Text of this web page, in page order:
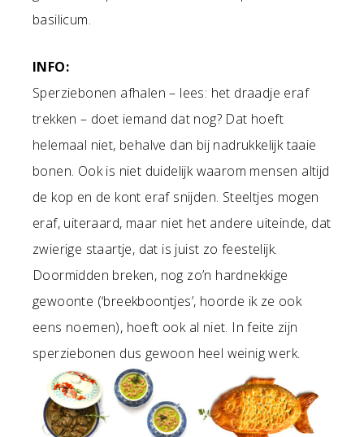
basilicum.
INFO:
Sperziebonen afhalen – lees: het draadje eraf
trekken – doet iemand dat nog? Dat hoeft
helemaal niet, behalve dan bij nadrukkelijk taaie
bonen. Ook is niet duidelijk waarom mensen altijd
de kop en de kont eraf snijden. Steeltjes mogen
eraf, uiteraard, maar niet het andere uiteinde, dat
zwierige staartje, dat is juist zo feestelijk.
Doormidden breken, nog zo’n hardnekkige
gewoonte (‘breekboontjes’, hoorde ik ze ook
eens noemen), hoeft ook al niet. In feite zijn
sperziebonen dus gewoon heel weinig werk.